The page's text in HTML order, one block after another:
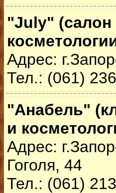
"July" (салон
Адрес:
Тел.: (061)
"Анабель"
и
Адрес:
Гоголя, 44
Тел.: (061)